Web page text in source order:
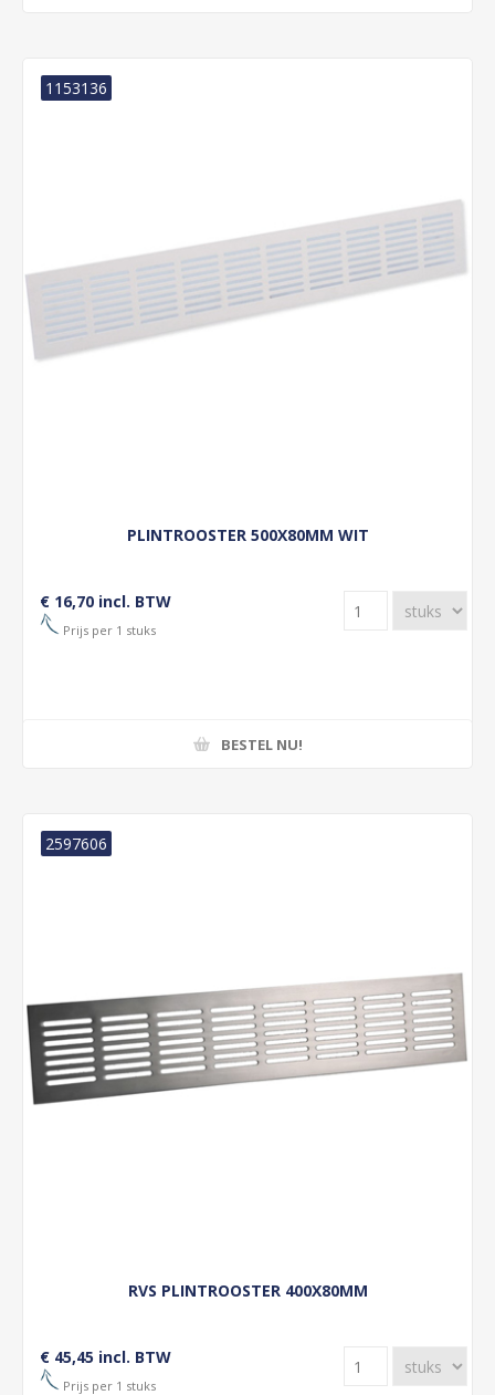
PLINTROOSTER 500X80MM WIT
1153136
€ 16,70 incl. BTW
Prijs per 1 stuks
BESTEL NU!
RVS PLINTROOSTER 400X80MM
2597606
€ 45,45 incl. BTW
Prijs per 1 stuks